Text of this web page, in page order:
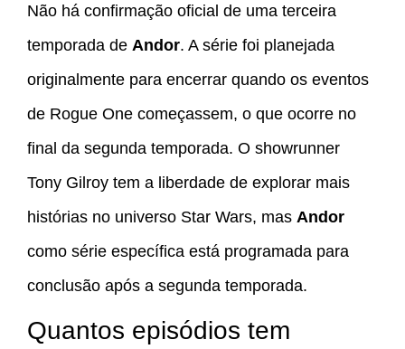
Não há confirmação oficial de uma terceira
temporada de Andor. A série foi planejada
originalmente para encerrar quando os eventos
de Rogue One começassem, o que ocorre no
final da segunda temporada. O showrunner
Tony Gilroy tem a liberdade de explorar mais
histórias no universo Star Wars, mas Andor
como série específica está programada para
conclusão após a segunda temporada.
Quantos episódios tem